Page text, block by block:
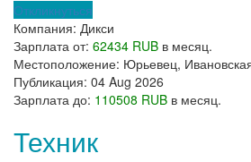
Откликнуться
Компания: Дикси
Зарплата от: 62434 RUB в месяц.
Местоположение: Юрьевец,
Публикация: 04 Aug 2026
Зарплата до: 110508 RUB в месяц.
Техник